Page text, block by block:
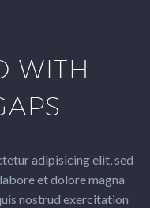
WITH
adipisicing elit, sed
et dolore magna
nostrud exercitation